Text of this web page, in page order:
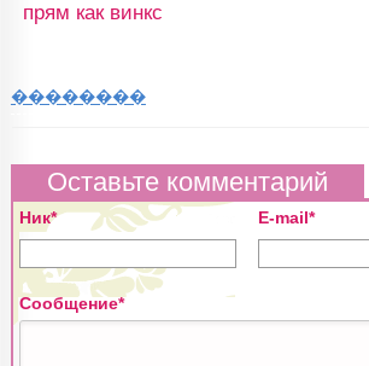
прям как винкс
��������
Оставьте комментарий
Ник* E-mail*
Сообщение*